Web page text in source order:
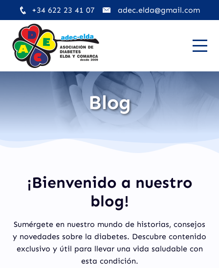
+34 622 23 41 07 adec.elda@gmail.com
Blog
¡Bienvenido a nuestro
blog!
Sumérgete en nuestro mundo de historias, consejos
y novedades sobre la diabetes. Descubre contenido
exclusivo y útil para llevar una vida saludable con
esta condición.